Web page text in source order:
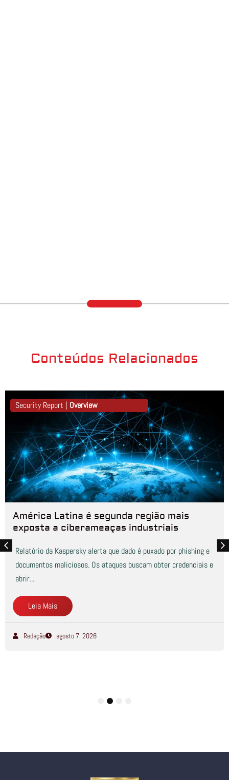
Conteúdos Relacionados
Security Report | Overview
América Latina é segunda região mais
exposta a ciberameaças industriais
Relatório da Kaspersky alerta que dado é puxado por phishing e
documentos maliciosos. Os ataques buscam obter credenciais e
abrir...
Leia Mais
Redação agosto 7, 2026